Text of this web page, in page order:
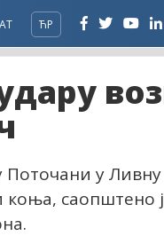
ЋР
Поточани у
коња, саопштено